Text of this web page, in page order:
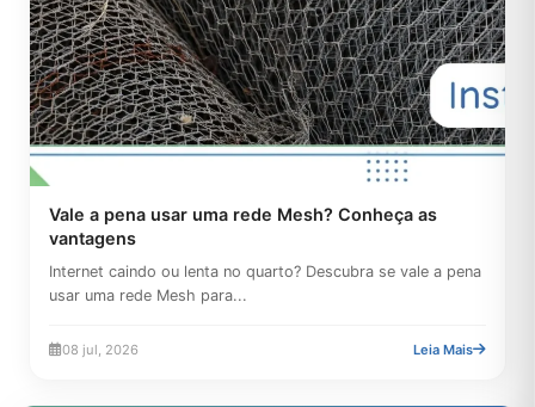
Vale a pena usar uma rede Mesh? Conheça as
vantagens
Internet caindo ou lenta no quarto? Descubra se vale a pena
usar uma rede Mesh para...
08 jul, 2026 Leia Mais